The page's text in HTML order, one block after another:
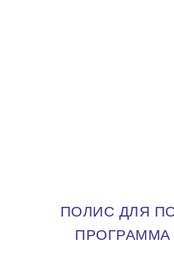
ПОЛИС ДЛЯ
ПРОГРАММА